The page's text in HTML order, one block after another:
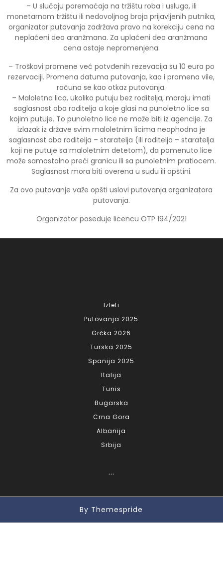
– U slučaju poremaćaja na tržištu roba i usluga, ili
monetarnom tržištu ili nedovoljnog broja prijavljenih putnika,
organizator putovanja zadržava pravo na korekciju cena na
neplaćeni deo aranžmana. Za uplaćeni deo aranžmana
cena ostaje nepromenjena.
– Troškovi promene već potvđenih rezevacija su 10 eura po
rezervaciji. Promena datuma putovanja, kao i promena vile,
računa se kao otkaz putovanja.
– Maloletna lica, ukoliko putuju bez roditelja, moraju imati
saglasnost oba roditelja a koje glasi na punoletno lice sa
kojim putuje. To punoletno lice ne može biti iz agencije. Za
izlazak iz države svim maloletnim licima neophodna je
saglasnost oba roditelja – staratelja (ili roditelja – staratelja
koji ne putuje sa maloletnim detetom), da pomenuto lice
može samostalno preći granicu ili sa punoletnim pratiocem.
Saglasnost mora biti overena u sudu ili opštini.
Za ovo putovanje važe opšti uslovi putovanja organizatora
putovanja.
Organizator poseduje licencu OTP 194/2021
Izleti
Putovanja 2025
Grčka 2026
Turska 2025
Spanija 2025
Italija
Tunis
Bugarska
Crna Gora
Albanija
Srbija
...
By Themespride